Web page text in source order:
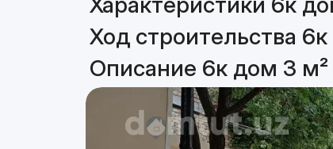
Ход строительства
Описание 6к дом 3 м²